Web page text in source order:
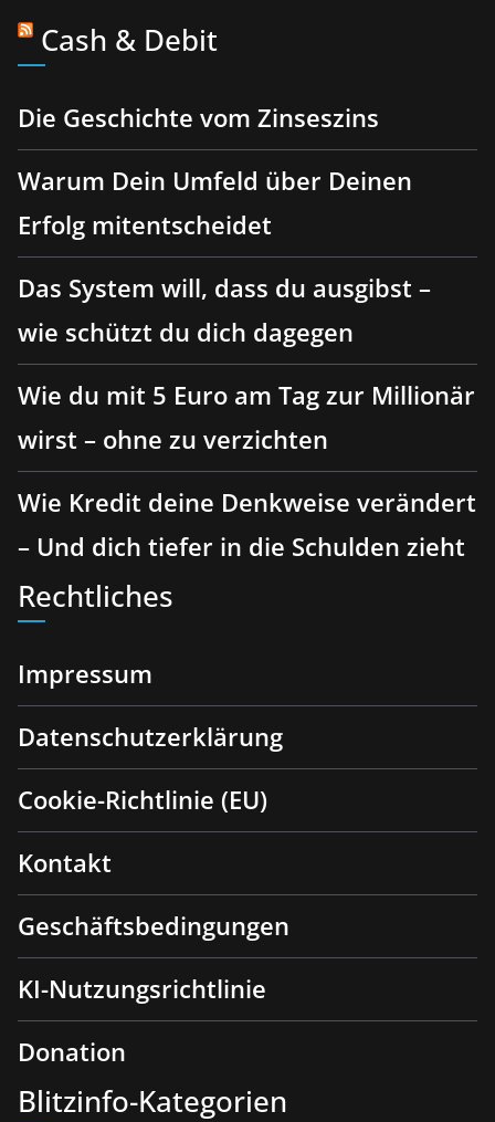
Cash & Debit
Die Geschichte vom Zinseszins
Warum Dein Umfeld über Deinen
Erfolg mitentscheidet
Das System will, dass du ausgibst –
wie schützt du dich dagegen
Wie du mit 5 Euro am Tag zur Millionär
wirst – ohne zu verzichten
Wie Kredit deine Denkweise verändert
– Und dich tiefer in die Schulden zieht
Rechtliches
Impressum
Datenschutzerklärung
Cookie-Richtlinie (EU)
Kontakt
Geschäftsbedingungen
KI-Nutzungsrichtlinie
Donation
Blitzinfo-Kategorien